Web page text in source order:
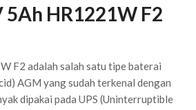
5Ah HR1221W F2
F2 adalah salah satu tipe baterai
AGM yang sudah terkenal dengan
dipakai pada UPS (Uninterruptible